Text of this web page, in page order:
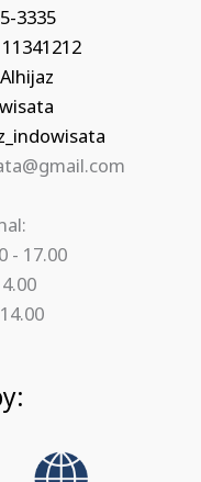
3335
- 17.00